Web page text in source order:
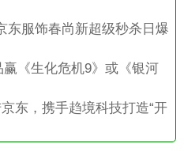
东服饰春尚新超级秒杀日爆
《生化危机9》或《银河
东，携手趋境科技打造“开